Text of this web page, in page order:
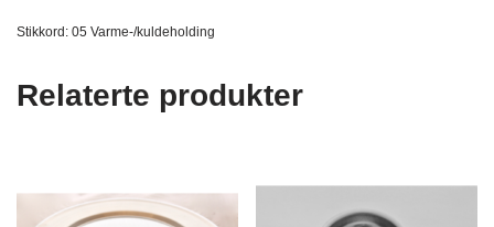
Stikkord: 05 Varme-/kuldeholding
Relaterte produkter